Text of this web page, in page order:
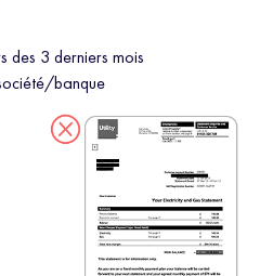
des 3 derniers mois
banque